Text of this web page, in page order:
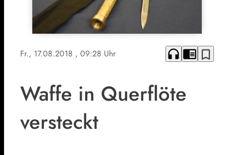
Fr., 17.08.2018 , 09:28 Uhr headphones chrome_reader_mode bookmark_border
Waffe in Querflöte
versteckt